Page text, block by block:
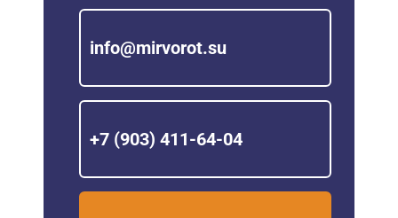
info@mirvorot.su
+7 (903) 411-64-04